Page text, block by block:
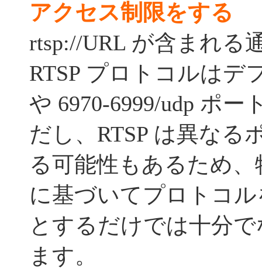
アクセス制限をする
rtsp://URL が含まれる
RTSP プロトコルはデ
や 6970-6999/udp ポー
だし、RTSP は異なる
る可能性もあるため
に基づいてプロトコ
とするだけでは十分
ます。